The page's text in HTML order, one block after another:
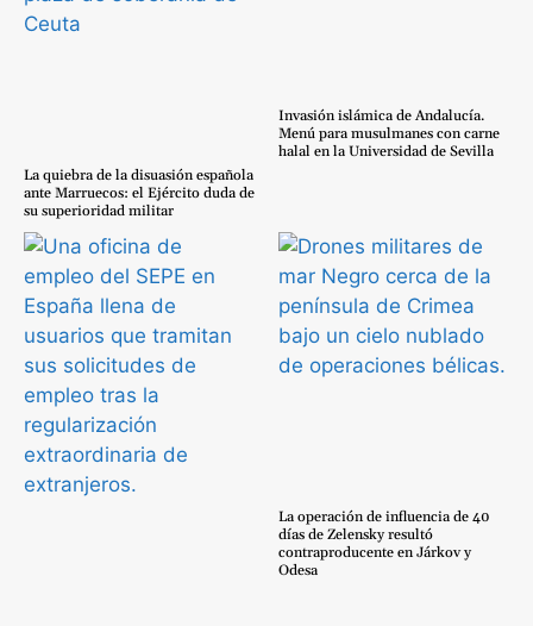
La quiebra de la disuasión española
ante Marruecos: el Ejército duda de
su superioridad militar
Invasión islámica de Andalucía.
Menú para musulmanes con carne
halal en la Universidad de Sevilla
La operación de influencia de 40
días de Zelensky resultó
contraproducente en Járkov y
Odesa